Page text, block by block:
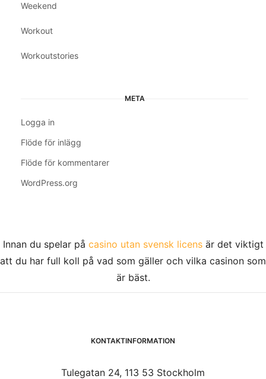
Weekend
Workout
Workoutstories
META
Logga in
Flöde för inlägg
Flöde för kommentarer
WordPress.org
Innan du spelar på casino utan svensk licensär det viktigt
att du har full koll på vad som gäller och vilka casinon som
är bäst.
KONTAKTINFORMATION
Tulegatan 24, 113 53 Stockholm